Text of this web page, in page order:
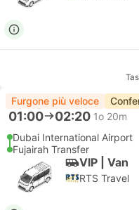
Furgone più veloce
01:00 02:20 1o 20m
Dubai International Airport
Fujairah Transfer
VIP | Van
RTS Travel